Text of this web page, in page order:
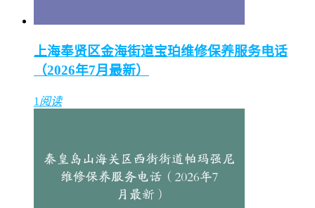
上海奉贤区金海街道宝珀维修保养服务电话
（2026年7月最新）
1 阅读